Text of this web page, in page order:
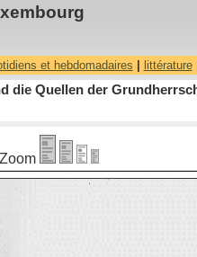
et hebdomadaires littérature|
die Quellen der
Zoom